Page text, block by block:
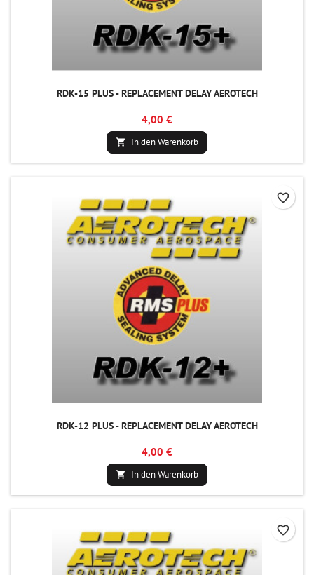
RDK-15 PLUS - REPLACEMENT DELAY AEROTECH
4,00 €
 In den Warenkorb
RDK-12 PLUS - REPLACEMENT DELAY AEROTECH
4,00 €
 In den Warenkorb
favorite_border
favorite_border